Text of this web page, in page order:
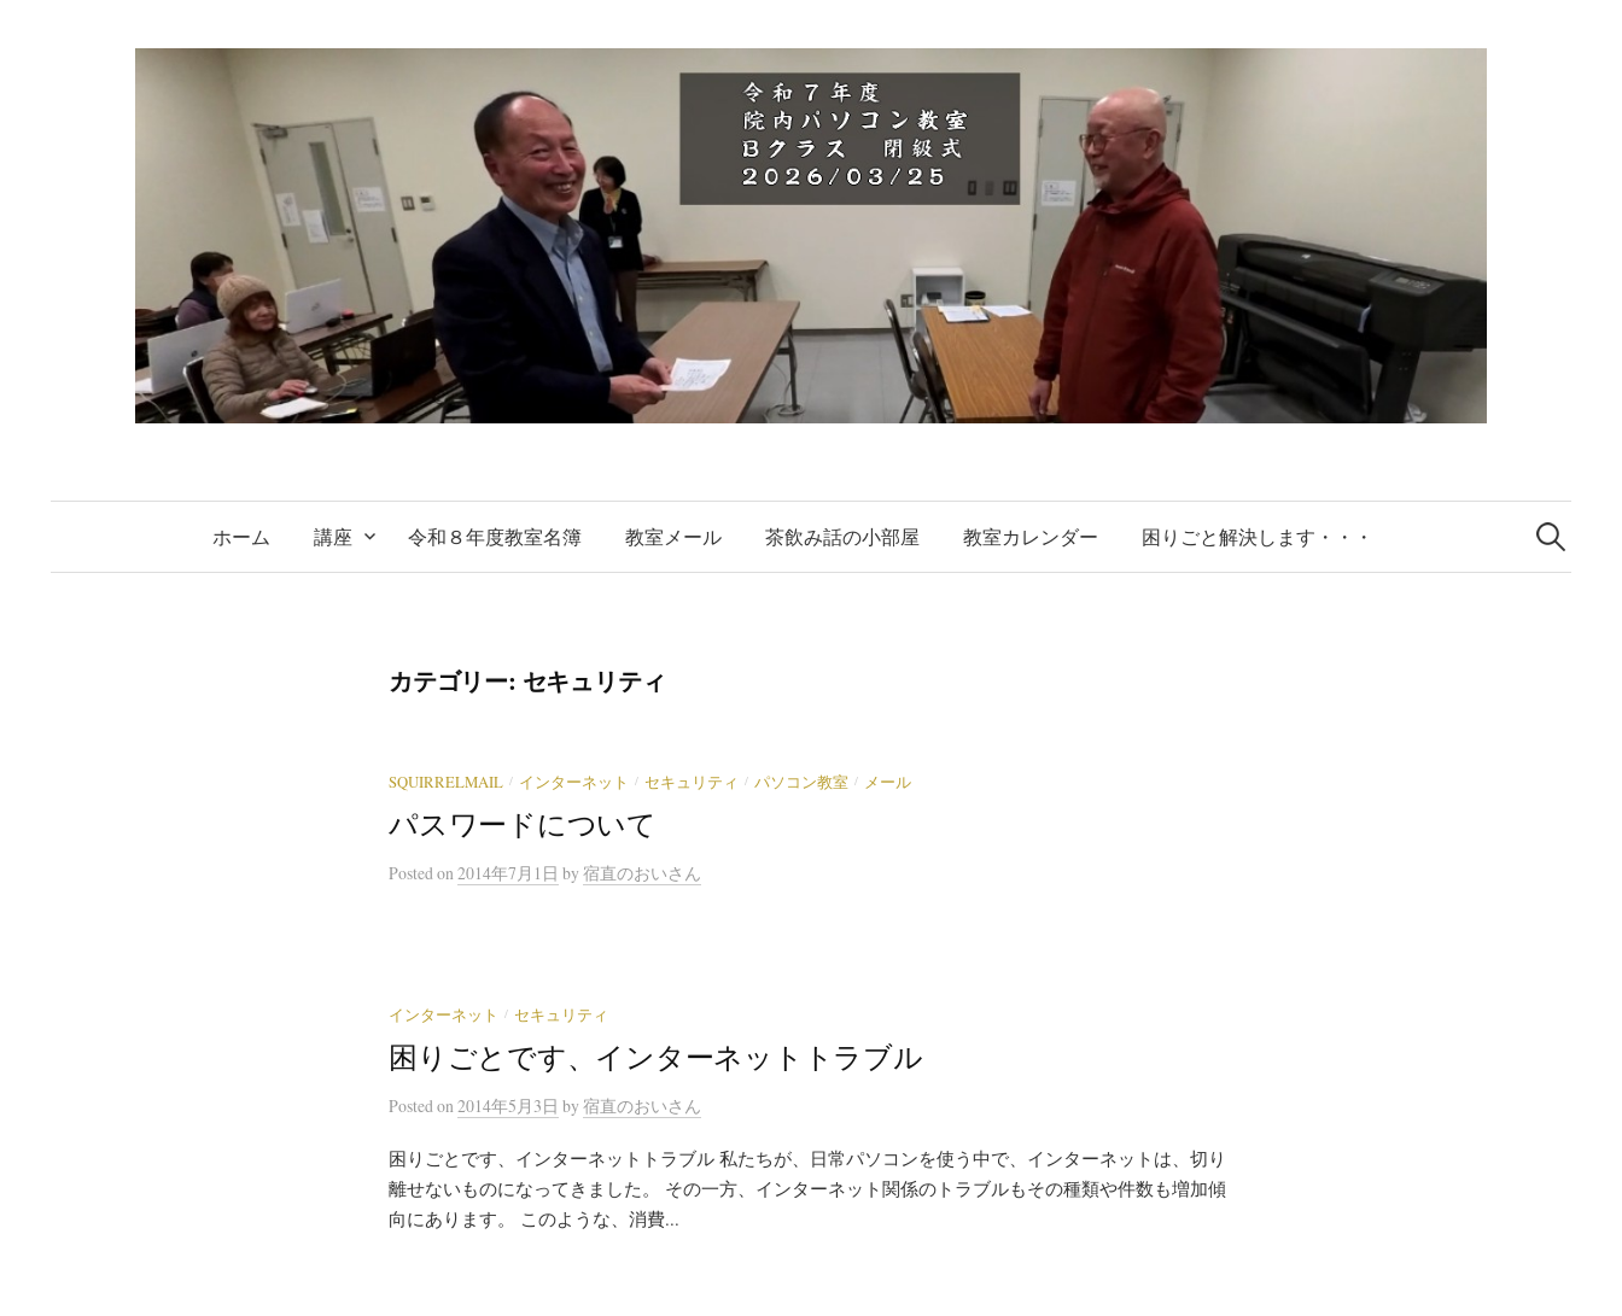
ホーム 講座 令和８年度教室名簿 教室メール 茶飲み話の小部屋 教室カレンダー 困りごと解決します・・・
検
索:
カテゴリー: セキュリティ
SQUIRRELMAIL / インターネット / セキュリティ / パソコン教室 / メール
パスワードについて
Postedon 2014年7月1日 by 宿直のおいさん
インターネット / セキュリティ
困りごとです、インターネットトラブル
Postedon 2014年5月3日 by 宿直のおいさん
困りごとです、インターネットトラブル 私たちが、日常パソコンを使う中で、インターネットは、切り
離せないものになってきました。 その一方、インターネット関係のトラブルもその種類や件数も増加傾
向にあります。 このような、消費...